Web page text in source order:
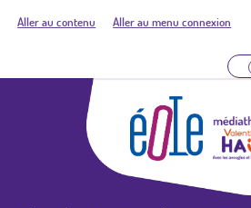
Aller au contenu Aller au menu connexion